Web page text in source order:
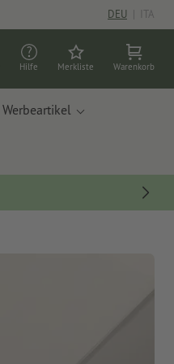
DEU | ITA
Hilfe Merkliste Warenkorb
Werbeartikel